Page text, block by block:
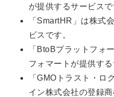
が提供するサービスで
「SmartHR」は株式
ビスです。
「BtoBプラットフォ
フォマートが提供する
「GMOトラスト・ロ
イン株式会社の登録